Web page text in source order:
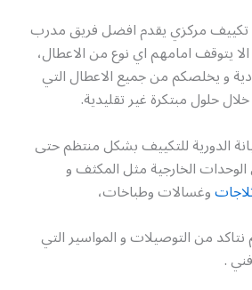
تكييف مركزي يقدم افضل فريق مدرب
يتوقف امامهم اي نوع من الاعطال،
و يخلصكم من جميع الاعطال التي
حلول مبتكرة غير تقليدية.
الدورية للتكييف بشكل منتظم حتى
الخارجية مثل المكثف و
وغسالات وطباخات،
نتاكد من التوصيلات و المواسير التي
.